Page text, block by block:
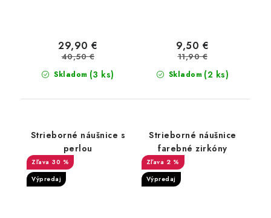
Skladom (3 ks)
29,90 €
40,50 €
Skladom (2 ks)
9,50 €
11,90 €
Strieborné náušnice s
perlou
30 %
Výpredaj
Strieborné náušnice
farebné zirkóny
2 %
Výpredaj